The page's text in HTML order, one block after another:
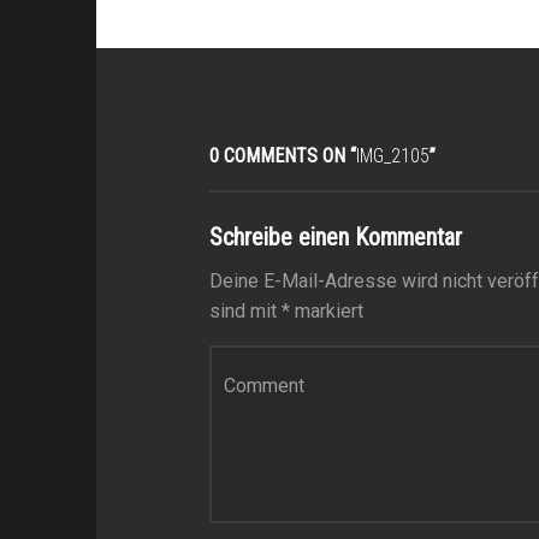
0 COMMENTS ON “IMG_2105”
Schreibe einen Kommentar
Deine E-Mail-Adresse wird nicht
sind mit* markiert